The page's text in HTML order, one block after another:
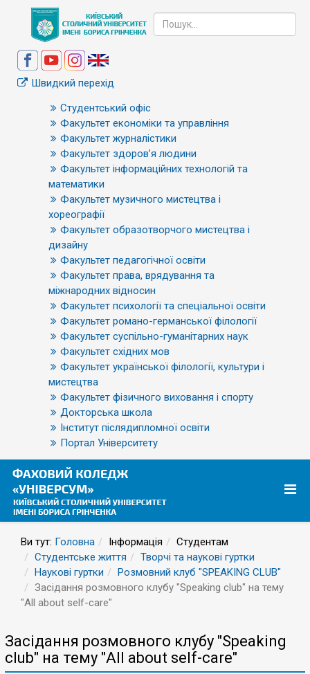
Швидкий перехід
Студентський офіс
Факультет економіки та управління
Факультет журналістики
Факультет здоров’я людини
Факультет інформаційних технологій та
математики
Факультет музичного мистецтва і
хореографії
Факультет образотворчого мистецтва і
дизайну
Факультет педагогічної освіти
Факультет права, врядування та
міжнародних відносин
Факультет психології та спеціальної освіти
Факультет романо-германської філології
Факультет суспільно-гуманітарних наук
Факультет східних мов
Факультет української філології, культури і
мистецтва
Факультет фізичного виховання і спорту
Докторська школа
Інститут післядипломної освіти
Портал Університету
Ви тут: Головна Інформація
Студентам
Студентське життя
Творчі та наукові гуртки
Наукові гуртки
Розмовний клуб "SPEAKING CLUB"
Засідання розмовного клубу "Speaking club" на тему
"All about self-care"
Засідання розмовного клубу "Speaking
club" на тему "All about self-care"